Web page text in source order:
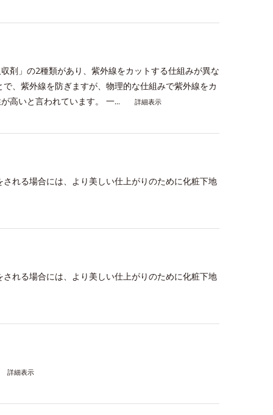
剤」の2種類があり、紫外線をカットする仕組みが異な
、紫外線を防ぎますが、物理的な仕組みで紫外線をカ
高いと言われています。 一...
詳細表示
れる場合には、より美しい仕上がりのために化粧下地
れる場合には、より美しい仕上がりのために化粧下地
詳細表示